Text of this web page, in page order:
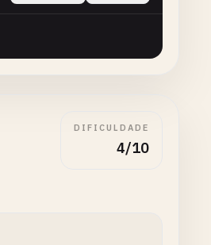
DIFICULDADE
4/10